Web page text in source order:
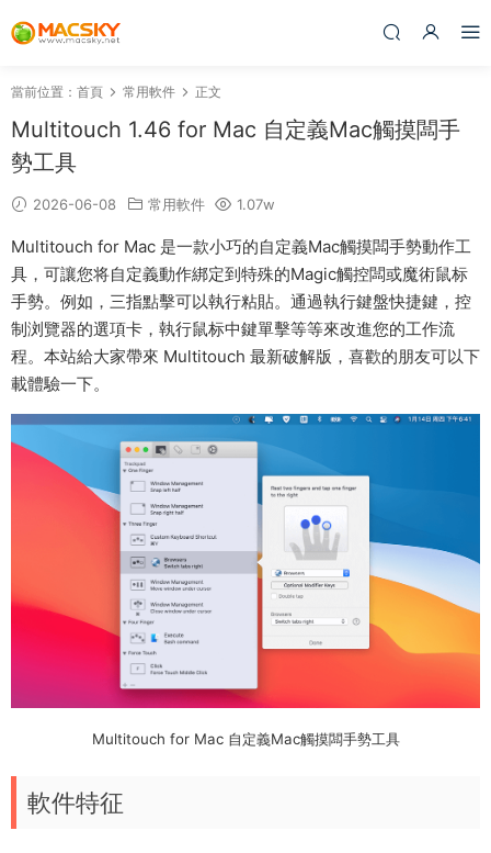
當前位置： 首頁 常用軟件 正文
Multitouch 1.46 for Mac 自定義Mac觸摸闆手
勢工具
2026-06-08 常用軟件 1.07w
Multitouch for Mac 是一款小巧的自定義Mac觸摸闆手勢動作工
具，可讓您将自定義動作綁定到特殊的Magic觸控闆或魔術鼠标
手勢。例如，三指點擊可以執行粘貼。通過執行鍵盤快捷鍵，控
制浏覽器的選項卡，執行鼠标中鍵單擊等等來改進您的工作流
程。本站給大家帶來 Multitouch 最新破解版，喜歡的朋友可以下
載體驗一下。
Multitouch for Mac 自定義Mac觸摸闆手勢工具
軟件特征